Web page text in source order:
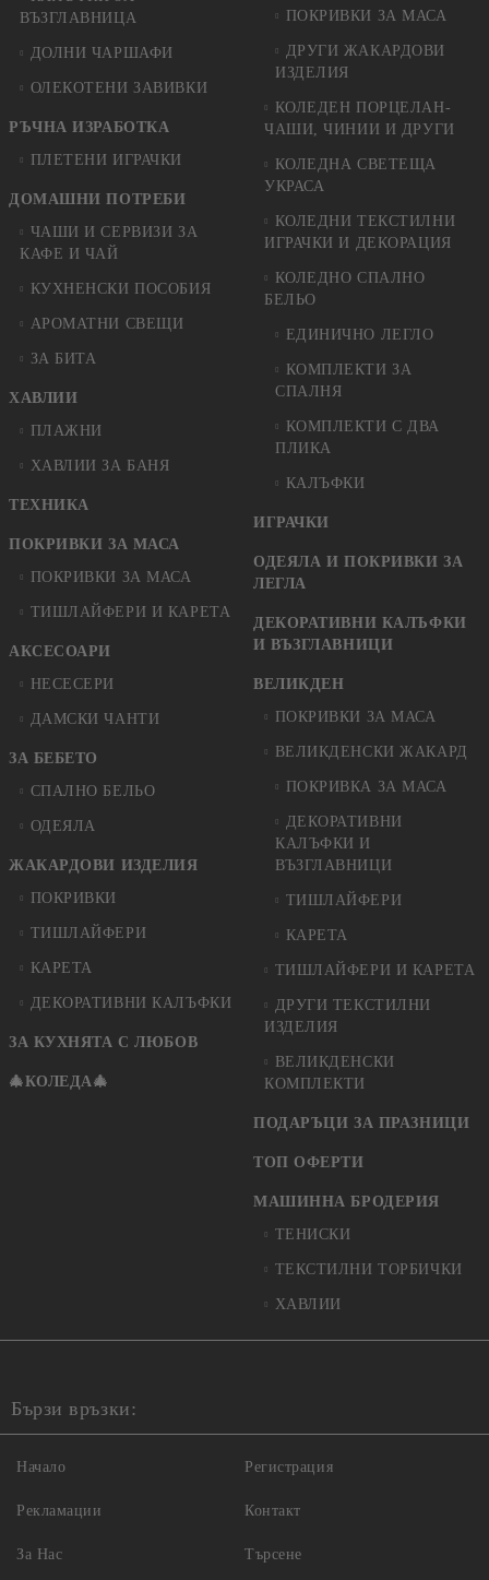
ВЪЗГЛАВНИЦА
ДОЛНИ ЧАРШАФИ
ОЛЕКОТЕНИ ЗАВИВКИ
РЪЧНА ИЗРАБОТКА
ПЛЕТЕНИ ИГРАЧКИ
ДОМАШНИ ПОТРЕБИ
ЧАШИ И СЕРВИЗИ ЗА
КАФЕ И ЧАЙ
КУХНЕНСКИ ПОСОБИЯ
АРОМАТНИ СВЕЩИ
ЗА БИТА
ХАВЛИИ
ПЛАЖНИ
ХАВЛИИ ЗА БАНЯ
ТЕХНИКА
ПОКРИВКИ ЗА МАСА
ПОКРИВКИ ЗА МАСА
ТИШЛАЙФЕРИ И КАРЕТА
АКСЕСОАРИ
НЕСЕСЕРИ
ДАМСКИ ЧАНТИ
ЗА БЕБЕТО
СПАЛНО БЕЛЬО
ОДЕЯЛА
ЖАКАРДОВИ ИЗДЕЛИЯ
ПОКРИВКИ
ТИШЛАЙФЕРИ
КАРЕТА
ДЕКОРАТИВНИ КАЛЪФКИ
ЗА КУХНЯТА С ЛЮБОВ
🎄КОЛЕДА🎄
ПОКРИВКИ ЗА МАСА
ДРУГИ ЖАКАРДОВИ
ИЗДЕЛИЯ
КОЛЕДЕН ПОРЦЕЛАН-
ЧАШИ, ЧИНИИ И ДРУГИ
КОЛЕДНА СВЕТЕЩА
УКРАСА
КОЛЕДНИ ТЕКСТИЛНИ
ИГРАЧКИ И ДЕКОРАЦИЯ
КОЛЕДНO СПАЛНO
БЕЛЬО
ЕДИНИЧНО ЛЕГЛО
КОМПЛЕКТИ ЗА
СПАЛНЯ
КОМПЛЕКТИ С ДВА
ПЛИКА
КАЛЪФКИ
ИГРАЧКИ
ОДЕЯЛА И ПОКРИВКИ ЗА
ЛЕГЛА
ДЕКОРАТИВНИ КАЛЪФКИ
И ВЪЗГЛАВНИЦИ
ВЕЛИКДЕН
ПОКРИВКИ ЗА МАСА
ВЕЛИКДЕНСКИ ЖАКАРД
ПОКРИВКА ЗА МАСА
ДЕКОРАТИВНИ
КАЛЪФКИ И
ВЪЗГЛАВНИЦИ
ТИШЛАЙФЕРИ
КАРЕТА
ТИШЛАЙФЕРИ И КАРЕТА
ДРУГИ ТЕКСТИЛНИ
ИЗДЕЛИЯ
ВЕЛИКДЕНСКИ
КОМПЛЕКТИ
ПОДАРЪЦИ ЗА ПРАЗНИЦИ
ТОП ОФЕРТИ
МАШИННА БРОДЕРИЯ
ТЕНИСКИ
ТЕКСТИЛНИ ТОРБИЧКИ
ХАВЛИИ
Бързи връзки:
Начало
Рекламации
За Нас
Регистрация
Контакт
Търсене